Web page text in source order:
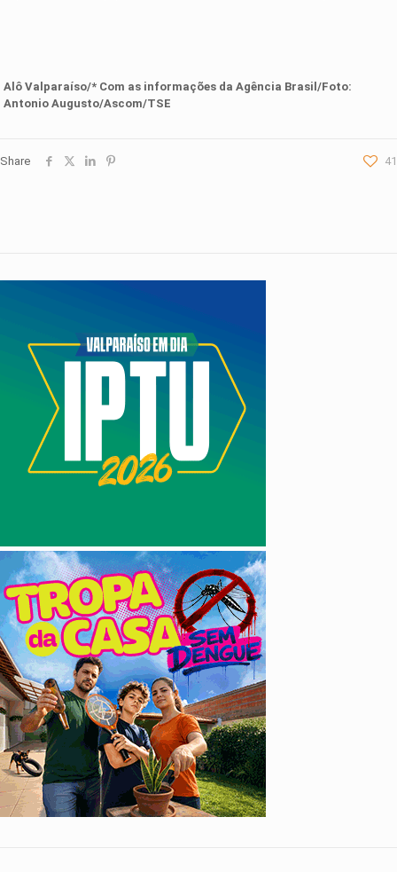
Alô Valparaíso/* Com as informações daAgência Brasil/Foto:
Antonio Augusto/Ascom/TSE
Share 41